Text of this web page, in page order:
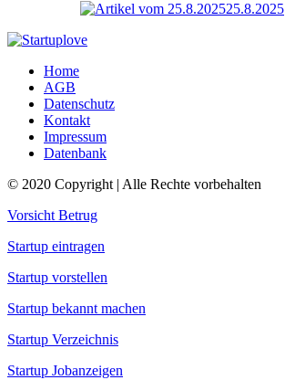
25.8.2025
Home
AGB
Datenschutz
Kontakt
Impressum
Datenbank
© 2020 Copyright | Alle Rechte vorbehalten
Vorsicht Betrug
Startup eintragen
Startup vorstellen
Startup bekannt machen
Startup Verzeichnis
Startup Jobanzeigen